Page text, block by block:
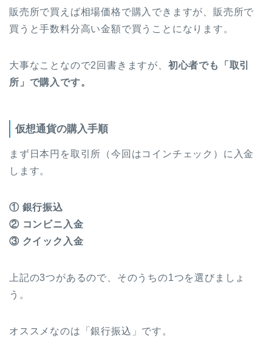
販売所で買えば相場価格で購入できますが、販売所で
買うと手数料分高い金額で買うことになります。
大事なことなので2回書きますが、 初心者でも「取引
所」で購入です。
仮想通貨の購入手順
まず日本円を取引所（今回はコインチェック）に入金
します。
① 銀行振込
② コンビニ入金
③ クイック入金
上記の3つがあるので、そのうちの1つを選びましょ
う。
オススメなのは「銀行振込」です。